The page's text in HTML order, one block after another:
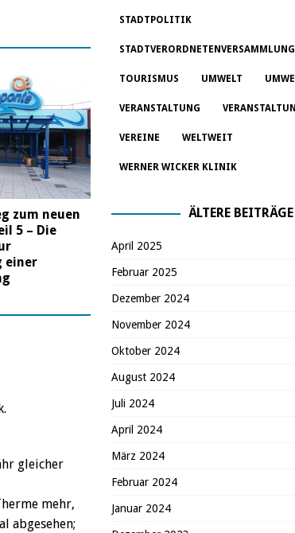
zum neuen
5 – Die
einer
gleicher
mehr,
abgesehen;
STADTPOLITIK
STADTVERORDNETENVERSAMMLUNG
TOURISMUS UMWELT
VERANSTALTUNG
VEREINE WELTWEIT
WERNER WICKER KLINIK
ÄLTERE BEITRÄGE
April 2025
Februar 2025
Dezember 2024
November 2024
Oktober 2024
August 2024
Juli 2024
April 2024
März 2024
Februar 2024
Januar 2024